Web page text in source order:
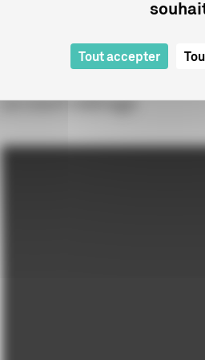
Le court métrage
Tout accepter